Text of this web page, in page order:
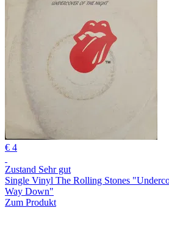
€ 4
Zustand Sehr gut
Single Vinyl The Rolling Stones
Way Down"
Zum Produkt